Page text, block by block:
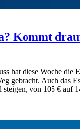
Kommt
hat diese Woche die
gebracht. Auch das
steigen, von 105 € auf